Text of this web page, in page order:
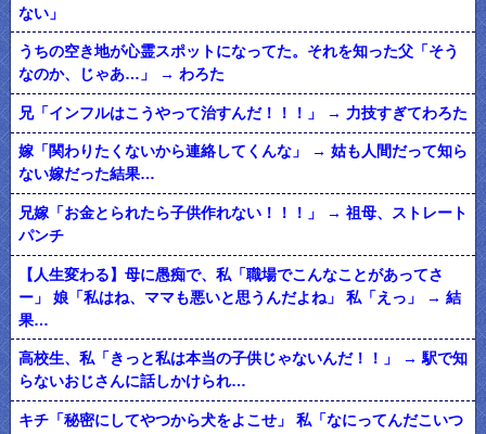
ない」
うちの空き地が心霊スポットになってた。それを知った父「そう
なのか、じゃあ…」 → わろた
兄「インフルはこうやって治すんだ！！！」 → 力技すぎてわろた
嫁「関わりたくないから連絡してくんな」 → 姑も人間だって知ら
ない嫁だった結果…
兄嫁「お金とられたら子供作れない！！！」 → 祖母、ストレート
パンチ
【人生変わる】母に愚痴で、私「職場でこんなことがあってさ
ー」 娘「私はね、ママも悪いと思うんだよね」 私「えっ」 → 結
果…
高校生、私「きっと私は本当の子供じゃないんだ！！」 → 駅で知
らないおじさんに話しかけられ…
キチ「秘密にしてやつから犬をよこせ」 私「なにってんだこいつ